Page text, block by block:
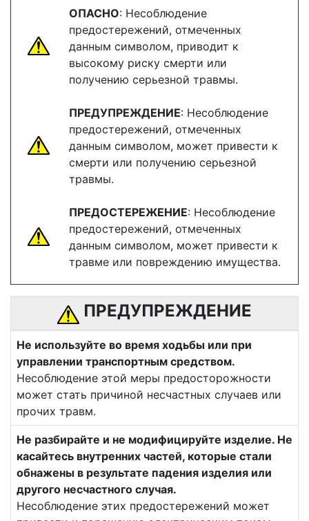
ОПАСНО: Несоблюдение
предостережений, отмеченных
данным символом, приводит к
высокому риску смерти или
получению серьезной травмы.
ПРЕДУПРЕЖДЕНИЕ: Несоблюдение
предостережений, отмеченных
данным символом, может привести к
смерти или получению серьезной
травмы.
ПРЕДОСТЕРЕЖЕНИЕ: Несоблюдение
предостережений, отмеченных
данным символом, может привести к
травме или повреждению имущества.
ПРЕДУПРЕЖДЕНИЕ
Не используйте во время ходьбы или при
управлении транспортным средством.
Несоблюдение этой меры предосторожности
может стать причиной несчастных случаев или
прочих травм.
Не разбирайте и не модифицируйте изделие. Не
касайтесь внутренних частей, которые стали
обнажены в результате падения изделия или
другого несчастного случая.
Несоблюдение этих предостережений может